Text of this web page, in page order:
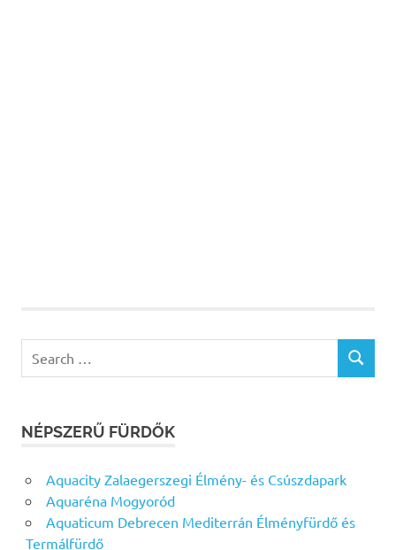
for:
SEARCH
NÉPSZERŰ FÜRDŐK
Aquacity Zalaegerszegi Élmény- és Csúszdapark
Aquaréna Mogyoród
Aquaticum Debrecen Mediterrán Élményfürdő és
Termálfürdő